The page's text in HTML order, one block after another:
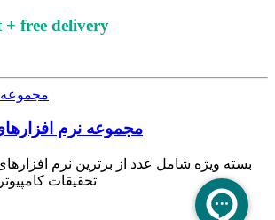
+ free delivery
مجموعه نرم‌
بسته ویژه شامل عدد از برترین نرم
تحقیقات